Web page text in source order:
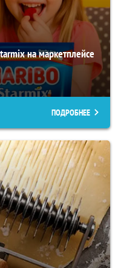
на маркетплейсе
ПОДРОБНЕЕ